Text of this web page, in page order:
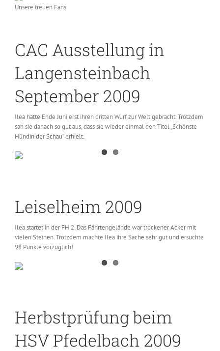
Unsere treuen Fans
CAC Ausstellung in
Langensteinbach
September 2009
Ilea hatte Ende Juni erst ihren dritten Wurf zur Welt gebracht. Trotzdem
sah sie danach so gut aus, dass sie wieder einmal den Titel „Schönste
Hündin der Schau“ erhielt.
Leiselheim 2009
Ilea startet in der FH 2. Das Fährtengelände war trockener Acker mit
vielen Steinen. Trotzdem machte Ilea ihre Sache sehr gut und ersuchte
98 Punkte vorzüglich!
Herbstprüfung beim
HSV Pfedelbach 2009